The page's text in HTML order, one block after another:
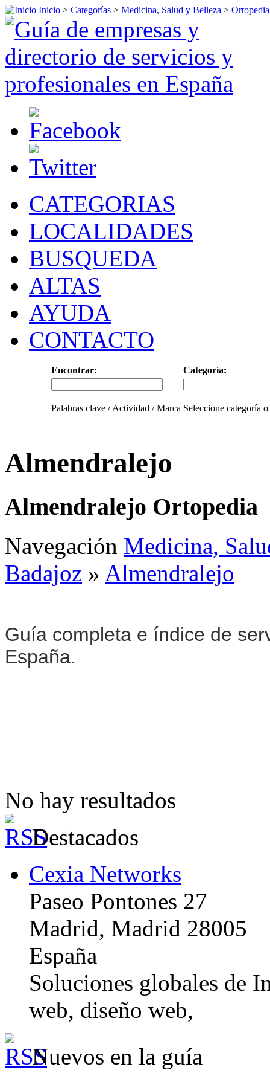
Inicio > Categorías > Medicina, Salud y Belleza > Ortopedia
CATEGORIAS
LOCALIDADES
BUSQUEDA
ALTAS
AYUDA
CONTACTO
Encontrar: Categoría:
Palabras clave / Actividad / Marca Seleccione categoría
Almendralejo
Almendralejo Ortopedia
Navegación Medicina,
Badajoz » Almendralejo
Guía completa e índice de
España.
No hay resultados
Destacados
Cexia Networks
Paseo Pontones 27
Madrid, Madrid 28005
España
Soluciones globales de
web, diseño web,
Nuevos en la guía